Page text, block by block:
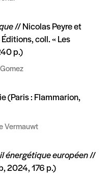
// Nicolas Peyre et
coll. « Les
p.)
(Paris : Flammarion,
Vermauwt
énergétique européen//
2024, 176 p.)